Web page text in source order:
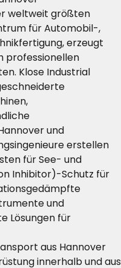
weltweit größten
für Automobil-,
erzeugt
professionellen
Klose Industrial
und
erstellen
für See- und
Inhibitor)-Schutz für
und
Lösungen für
aus Hannover
innerhalb und aus